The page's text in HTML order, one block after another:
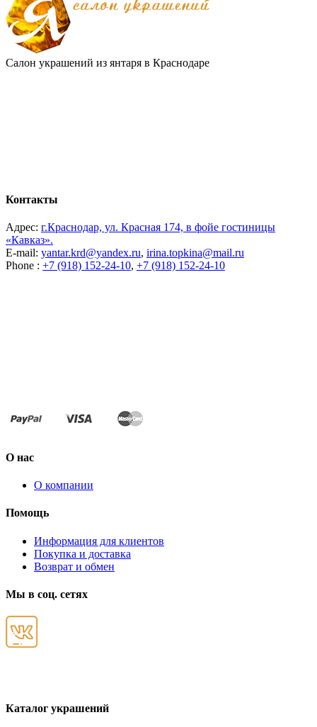
Салон украшений из янтаря в Краснодаре
Контакты
Адрес: г.Краснодар, ул. Красная 174, в фойе гостиницы
«Кавказ».
E-mail: yantar.krd@yandex.ru, irina.topkina@mail.ru
Phone : +7 (918) 152-24-10, +7 (918) 152-24-10
О нас
О компании
Помощь
Информация для клиентов
Покупка и доставка
Возврат и обмен
Мы в соц. сетях
Каталог украшений